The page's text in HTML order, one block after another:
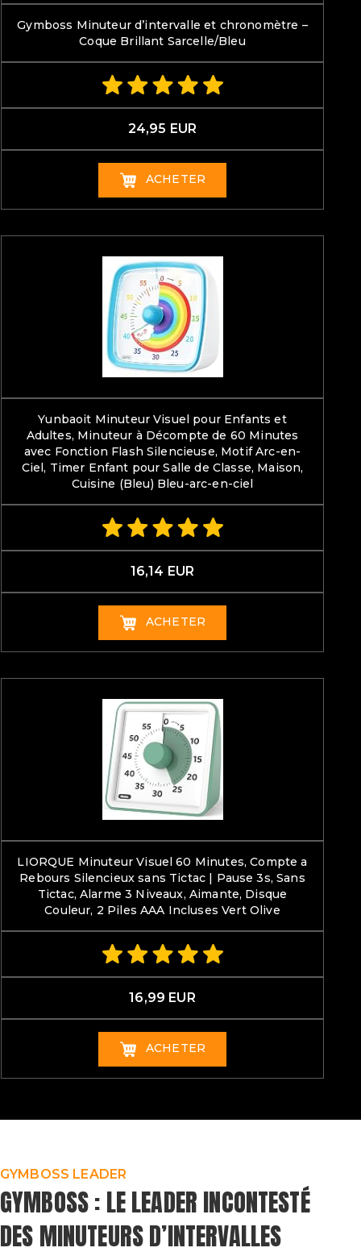
Gymboss Minuteur d’intervalle et chronomètre –
Coque Brillant Sarcelle/Bleu
24,95 EUR
ACHETER
Yunbaoit Minuteur Visuel pour Enfants et
Adultes‌, Minuteur à Décompte de 60 Minutes
avec Fonction Flash Silencieuse, Motif Arc-en-
Ciel, Timer Enfant pour Salle de Classe, Maison,
Cuisine (Bleu) Bleu-arc-en-ciel
16,14 EUR
ACHETER
LIORQUE Minuteur Visuel 60 Minutes, Compte a
Rebours Silencieux sans Tictac | Pause 3s, Sans
Tictac, Alarme 3 Niveaux, Aimante, Disque
Couleur, 2 Piles AAA Incluses Vert Olive
16,99 EUR
ACHETER
GYMBOSS LEADER
GYMBOSS : LE LEADER INCONTESTÉ
DES MINUTEURS D’INTERVALLES